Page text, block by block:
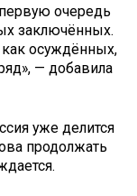
очередь
заключённых.
осуждённых,
— добавила
уже делится
продолжать